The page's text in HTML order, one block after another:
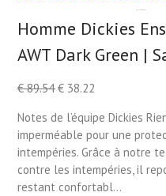
Homme Dickies
AWT Dark Green |
€89.54 €38.22
Notes de l’équipe Dickies
imperméable pour une
intempéries. Grâce à notre
contre les intempéries, il
restant confortabl…